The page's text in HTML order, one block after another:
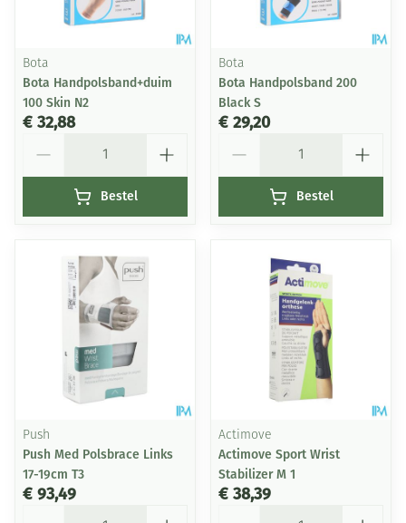
Bota
Bota Handpolsband+duim
100 Skin N2
€ 32,88
Bestel
Bota
Bota Handpolsband 200
Black S
€ 29,20
Bestel
Push
Push Med Polsbrace Links
17-19cm T3
€ 93,49
Actimove
Actimove Sport Wrist
Stabilizer M 1
€ 38,39